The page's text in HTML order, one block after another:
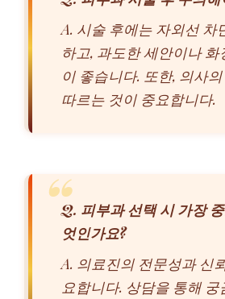
A. 시술 후에는 자외선 차
하고, 과도한 세안이나
이 좋습니다. 또한, 의사
따르는 것이 중요합니다.
Q. 피부과 선택 시 가장
엇인가요?
A. 의료진의 전문성과 신
요합니다. 상담을 통해